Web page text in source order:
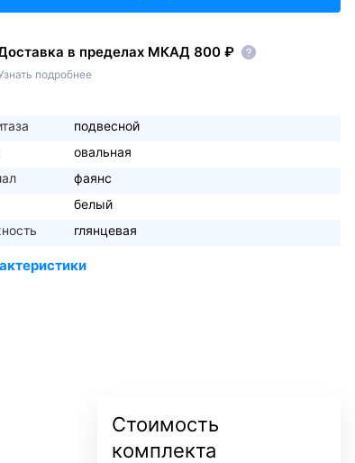
в пределах МКАД 800 ₽
подробнее
подвесной
овальная
фаянс
белый
глянцевая
Стоимость
комплекта